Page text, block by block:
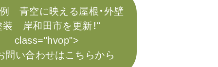
青空に映える屋根・外壁
装 岸和田市を更新！"
class="hvop">
問い合わせはこちらから